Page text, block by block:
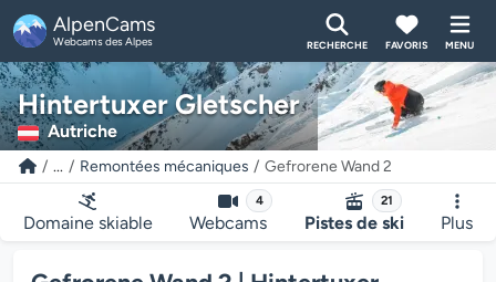
AlpenCams
Webcams des Alpes RECHERCHE FAVORIS MENU
Hintertuxer Gletscher
Autriche
... Remontées mécaniques Gefrorene Wand 2
Domaine skiable
4
Webcams
21
Pistes de ski Plus